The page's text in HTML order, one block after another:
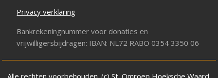
Privacy verklaring
Bankrekeningnummer voor donaties en
vrijwilligersbijdragen: IBAN: NL72 RABO 0354 3350 06
Alle rechten voorbehouden. (c) St. Omroep Hoeksche Waard.